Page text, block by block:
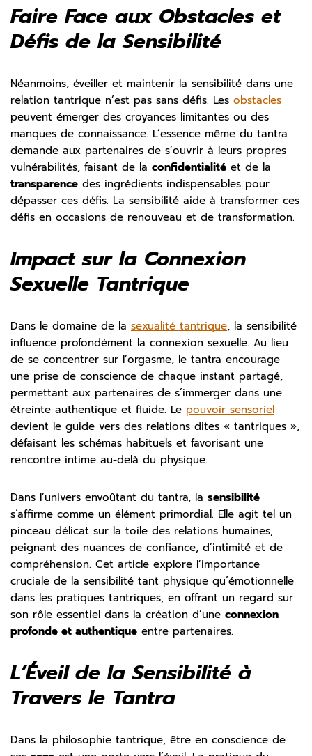
Faire Face aux Obstacles et
Défis de la Sensibilité
Néanmoins, éveiller et maintenir la sensibilité dans une
relation tantrique n’est pas sans défis. Les obstacles
peuvent émerger des croyances limitantes ou des
manques de connaissance. L’essence même du tantra
demande aux partenaires de s’ouvrir à leurs propres
vulnérabilités, faisant de la confidentialité et de la
transparence des ingrédients indispensables pour
dépasser ces défis. La sensibilité aide à transformer ces
défis en occasions de renouveau et de transformation.
Impact sur la Connexion
Sexuelle Tantrique
Dans le domaine de la sexualité tantrique, la sensibilité
influence profondément la connexion sexuelle. Au lieu
de se concentrer sur l’orgasme, le tantra encourage
une prise de conscience de chaque instant partagé,
permettant aux partenaires de s’immerger dans une
étreinte authentique et fluide. Le pouvoir sensoriel
devient le guide vers des relations dites « tantriques »,
défaisant les schémas habituels et favorisant une
rencontre intime au-delà du physique.
Dans l’univers envoûtant du tantra, la sensibilité
s’affirme comme un élément primordial. Elle agit tel un
pinceau délicat sur la toile des relations humaines,
peignant des nuances de confiance, d’intimité et de
compréhension. Cet article explore l’importance
cruciale de la sensibilité tant physique qu’émotionnelle
dans les pratiques tantriques, en offrant un regard sur
son rôle essentiel dans la création d’une connexion
profonde et authentique entre partenaires.
L’Éveil de la Sensibilité à
Travers le Tantra
Dans la philosophie tantrique, être en conscience de